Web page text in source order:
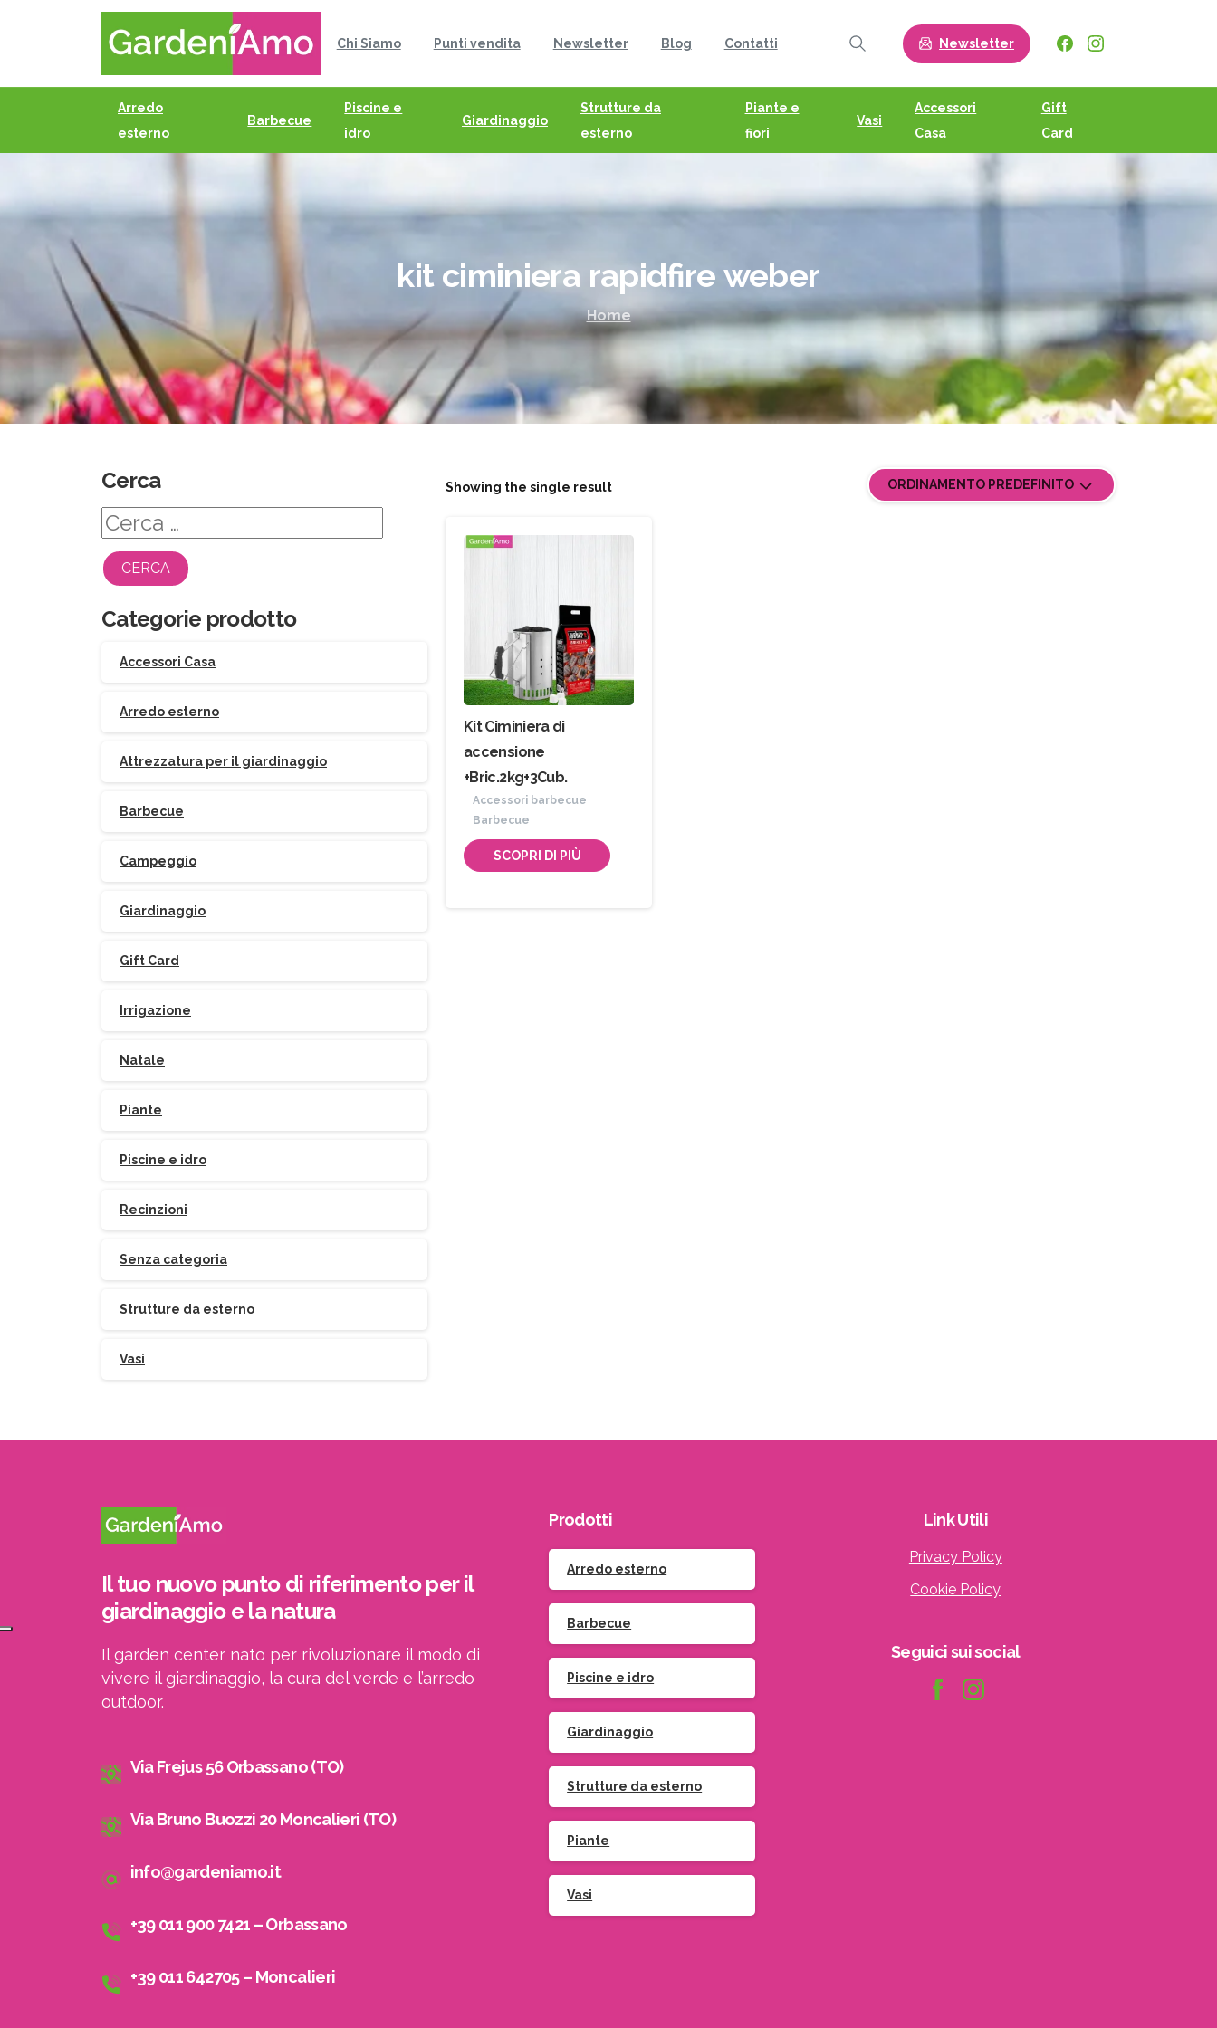
Chi Siamo Punti vendita Newsletter Blog Contatti
Search
Newsletter
Arredo
esterno
Barbecue
Piscine e
idro
Giardinaggio
Strutture da
esterno
Piante e
fiori
Vasi
Accessori
Casa
Gift
Card
kit ciminiera rapidfire weber
Home
Showing the single result ORDINAMENTO PREDEFINITO
Kit Ciminiera di
accensione
+Bric.2kg+3Cub.
Accessori barbecue
Barbecue
SCOPRI DI PIÙ
Cerca
Ricerca
per:
Categorie prodotto
Accessori Casa
Arredo esterno
Attrezzatura per il giardinaggio
Barbecue
Campeggio
Giardinaggio
Gift Card
Irrigazione
Natale
Piante
Piscine e idro
Recinzioni
Senza categoria
Strutture da esterno
Vasi
Il tuo nuovo punto di riferimento per il
giardinaggio e la natura
Il garden center nato per rivoluzionare il modo di
vivere il giardinaggio, la cura del verde e l’arredo
outdoor.
Via Frejus 56 Orbassano (TO)
Via Bruno Buozzi 20 Moncalieri (TO)
info@gardeniamo.it
+39 011 900 7421 – Orbassano
+39 011 642705 – Moncalieri
Prodotti
Arredo esterno
Barbecue
Piscine e idro
Giardinaggio
Strutture da esterno
Piante
Vasi
LinkUtili
Privacy Policy
Cookie Policy
Seguicisuisocial